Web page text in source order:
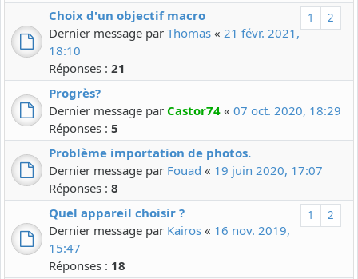
1 2
Choix d'un objectif macro
Dernier message par Thomas « 21 févr. 2021,
18:10
Réponses : 21
Progrès?
Dernier message par Castor74 « 07 oct. 2020, 18:29
Réponses : 5
Problème importation de photos.
Dernier message par Fouad « 19 juin 2020, 17:07
Réponses : 8
1 2
Quel appareil choisir ?
Dernier message par Kairos « 16 nov. 2019,
15:47
Réponses : 18